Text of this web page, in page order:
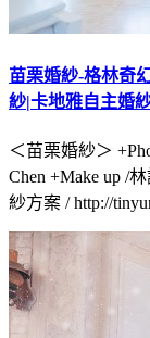
苗栗婚紗-格林奇
紗|卡地雅自主婚
＜苗栗婚紗＞
Chen +Make up /
紗方案 / http://